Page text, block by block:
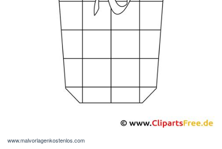
www.malvorlagenkostenlos.com